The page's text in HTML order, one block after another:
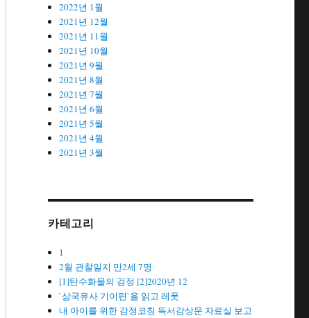
2022년 1월
2021년 12월
2021년 11월
2021년 10월
2021년 9월
2021년 8월
2021년 7월
2021년 6월
2021년 5월
2021년 4월
2021년 3월
카테고리
1
2월 관찰일지 만2세 7명
[1]탄수화물의 검정 [2]2020년 12
`삼국유사 기이편`을 읽고 레폿
내 아이를 위한 감정코칭 독서감상문 자료실 보고